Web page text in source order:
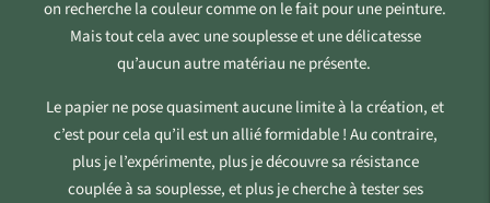
on recherche la couleur comme on le fait pour une peinture.
Mais tout cela avec une souplesse et une délicatesse
qu’aucun autre matériau ne présente.
Le papier ne pose quasiment aucune limite à la création, et
c’est pour cela qu’il est un allié formidable ! Au contraire,
plus je l’expérimente, plus je découvre sa résistance
couplée à sa souplesse, et plus je cherche à tester ses